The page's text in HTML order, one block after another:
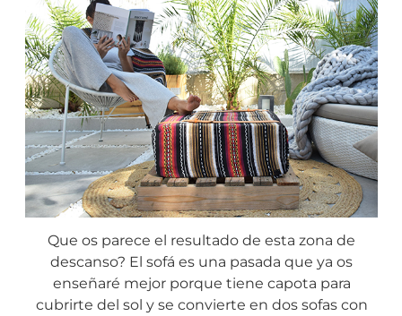
Que os parece el resultado de esta zona de
descanso? El sofá es una pasada que ya os
enseñaré mejor porque tiene capota para
cubrirte del sol y se convierte en dos sofas con